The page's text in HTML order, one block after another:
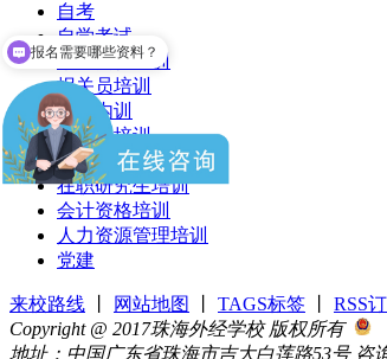
自考
自学考试
教师资格培训
报关员培训
企业内训
小语种培训
物流师培训
在职研究生培训
会计资格培训
人力资源管理培训
党建
来校路线 网站地图 TAGS标签
RSS
Copyright @ 2017珠海外经学校 版权所有
地址：中国广东省珠海市吉大白莲路53号 咨
报名需要哪些资料？